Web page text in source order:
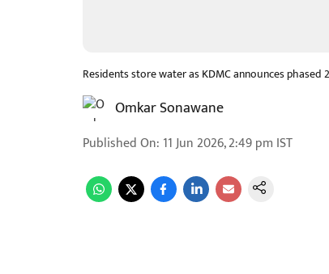
Residents store water as KDMC announces
Omkar Sonawane
Published On: 11 Jun 2026, 2:49 pm IST